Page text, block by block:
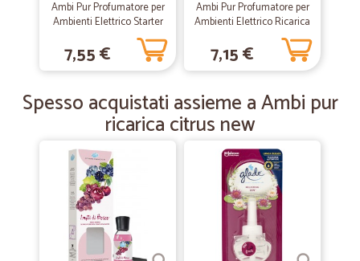
15/12/2018
Stefano G.
Velicissima a livello amministrativo…
fattura- veloce nella consegna
molto soddisfatto dei prodotti,della…
molto soddisfatto dei prodotti,della varietà di scelta,dei prezzi, della
cortesia e del servizio.
Ambi Pur Profumatore per
Ambienti Elettrico Starter
Kit, Lenor Freschezza di
Capri, 20 ml
7,55 €
Ambi Pur Profumatore per
Ambienti Elettrico Ricarica
3Volution, Oro e Fiori di
Vaniglia 20 ml
7,15 €
Spesso acquistati assieme a Ambi pur
ricarica citrus new